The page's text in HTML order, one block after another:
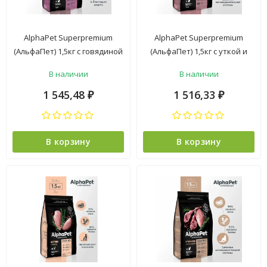
AlphaPet Superpremium
(АльфаПет) 1,5кг c говядиной
домашних кошек (650839)
В наличии
1 545,48 ₽
В корзину
AlphaPet Superpremium
(АльфаПет) 1,5кг с уткой и
стерилизованных кошек
(651706)
В наличии
1 516,33 ₽
В корзину